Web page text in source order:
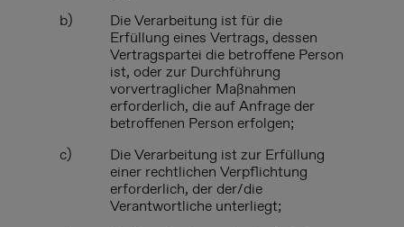
b)
Die Verarbeitung ist für die
Erfüllung eines Vertrags, dessen
Vertragspartei die betroffene Person
ist, oder zur Durchführung
vorvertraglicher Maßnahmen
erforderlich, die auf Anfrage der
betroffenen Person erfolgen;
c)
Die Verarbeitung ist zur Erfüllung
einer rechtlichen Verpflichtung
erforderlich, der der/die
Verantwortliche unterliegt;